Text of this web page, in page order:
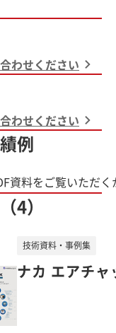
わせください
わせください
例
資料をご覧いただく
4）
ナカ エアチャ
技術資料・事例集